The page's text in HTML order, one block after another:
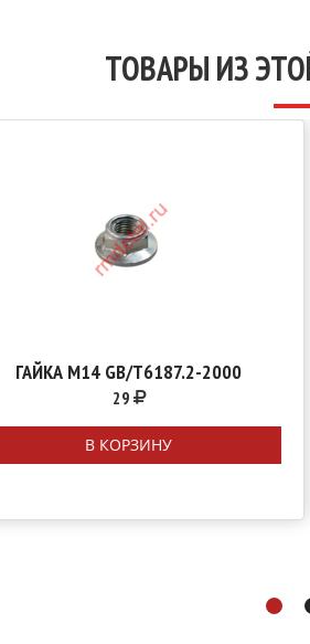
ТОВАРЫ ИЗ
ГАЙКА М14 GB/T6187.2-2000
29
В КОРЗИНУ